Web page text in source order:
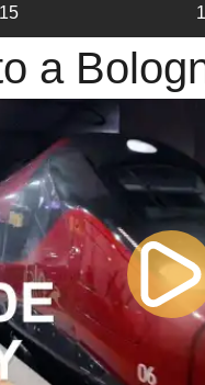
1
a